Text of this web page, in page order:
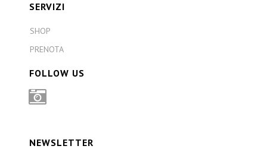
SERVIZI
SHOP
PRENOTA
FOLLOW US
NEWSLETTER